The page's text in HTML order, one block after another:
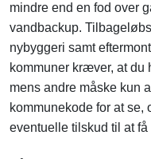
mindre end en fod over
vandbackup.
nybyggeri samt
kommuner kræver, at du
mens andre måske kun
kommunekode for at se,
eventuelle tilskud til at få